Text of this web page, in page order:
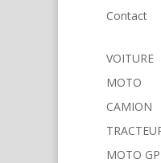
Contact
VOITURE
MOTO
CAMION
MOTO GP